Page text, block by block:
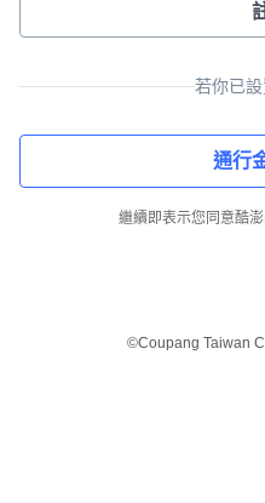
若你已
通行
繼續即表示您同意酷
©Coupang Taiwan